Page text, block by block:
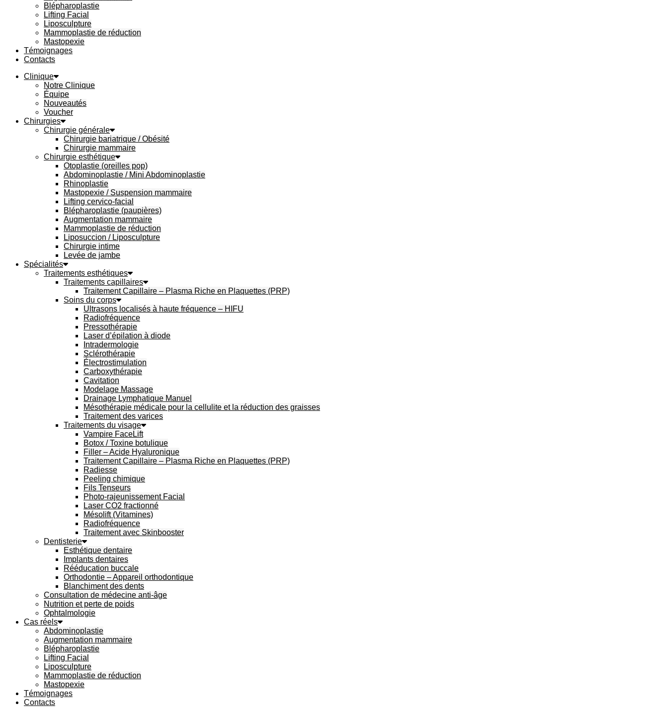
Blépharoplastie
Lifting Facial
Liposculpture
Mammoplastie de réduction
Mastopexie
Témoignages
Contacts
Clinique
Notre Clinique
Équipe
Nouveautés
Voucher
Chirurgies
Chirurgie générale
Chirurgie bariatrique / Obésité
Chirurgie mammaire
Chirurgie esthétique
Otoplastie (oreilles pop)
Abdominoplastie / Mini Abdominoplastie
Rhinoplastie
Mastopexie / Suspension mammaire
Lifting cervico-facial
Blépharoplastie (paupières)
Augmentation mammaire
Mammoplastie de réduction
Liposuccion / Liposculpture
Chirurgie intime
Levée de jambe
Spécialités
Traitements esthétiques
Traitements capillaires
Traitement Capillaire – Plasma Riche en Plaquettes (PRP)
Soins du corps
Ultrasons localisés à haute fréquence – HIFU
Radiofréquence
Pressothérapie
Laser d’épilation à diode
Intradermologie
Sclérothérapie
Électrostimulation
Carboxythérapie
Cavitation
Modelage Massage
Drainage Lymphatique Manuel
Mésothérapie médicale pour la cellulite et la réduction des graisses
Traitement des varices
Traitements du visage
Vampire FaceLift
Botox / Toxine botulique
Filler – Acide Hyaluronique
Traitement Capillaire – Plasma Riche en Plaquettes (PRP)
Radiesse
Peeling chimique
Fils Tenseurs
Photo-rajeunissement Facial
Laser CO2 fractionné
Mésolift (Vitamines)
Radiofréquence
Traitement avec Skinbooster
Dentisterie
Esthétique dentaire
Implants dentaires
Rééducation buccale
Orthodontie – Appareil orthodontique
Blanchiment des dents
Consultation de médecine anti-âge
Nutrition et perte de poids
Ophtalmologie
Cas réels
Abdominoplastie
Augmentation mammaire
Blépharoplastie
Lifting Facial
Liposculpture
Mammoplastie de réduction
Mastopexie
Témoignages
Contacts